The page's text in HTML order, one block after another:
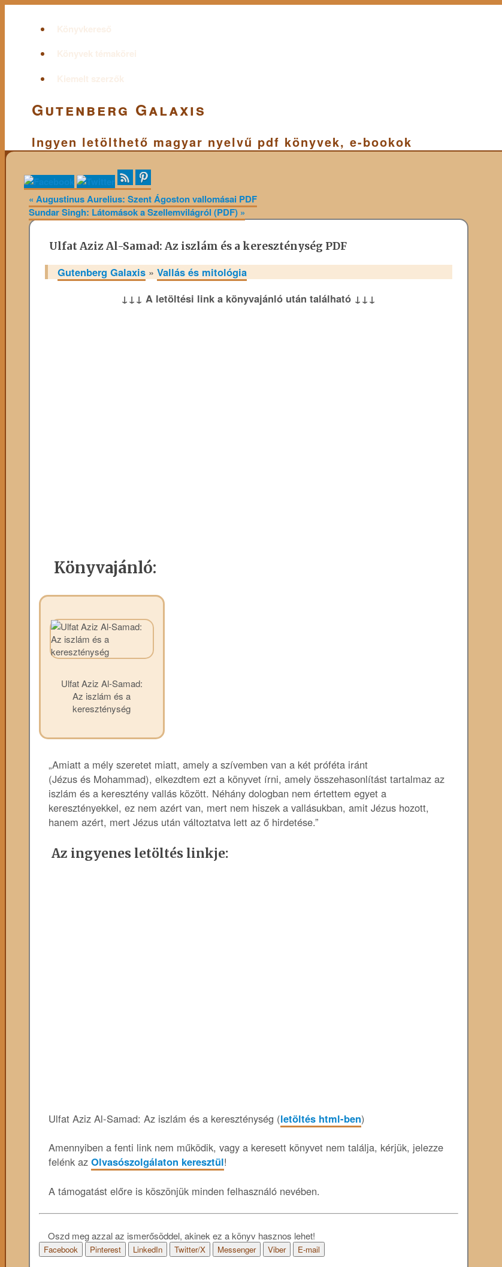
Könyvkereső
Könyvek témakörei
Kiemelt szerzők
Gutenberg Galaxis
Ingyen letölthető magyar nyelvű pdf könyvek, e-bookok
« Augustinus Aurelius: Szent Ágoston vallomásai PDF
Sundar Singh: Látomások a Szellemvilágról (PDF) »
Ulfat Aziz Al-Samad: Az iszlám és a kereszténység PDF
Gutenberg Galaxis » Vallás és mitológia
↓↓↓ A letöltési link a könyvajánló után található ↓↓↓
Könyvajánló:
Ulfat Aziz Al-Samad:
Az iszlám és a
kereszténység
„Amiatt a mély szeretet miatt, amely a szívemben van a két próféta iránt
(Jézus és Mohammad), elkezdtem ezt a könyvet írni, amely összehasonlítást tartalmaz az
iszlám és a keresztény vallás között. Néhány dologban nem értettem egyet a
keresztényekkel, ez nem azért van, mert nem hiszek a vallásukban, amit Jézus hozott,
hanem azért, mert Jézus után változtatva lett az ő hirdetése.”
Az ingyenes letöltés linkje:
Ulfat Aziz Al-Samad: Az iszlám és a kereszténység (letöltés html-ben)
Amennyiben a fenti link nem működik, vagy a keresett könyvet nem találja, kérjük, jelezze
felénk az Olvasószolgálaton keresztül!
A támogatást előre is köszönjük minden felhasználó nevében.
Oszd meg azzal az ismerősöddel, akinek ez a könyv hasznos lehet!
Facebook Pinterest LinkedIn Twitter/X Messenger Viber E-mail